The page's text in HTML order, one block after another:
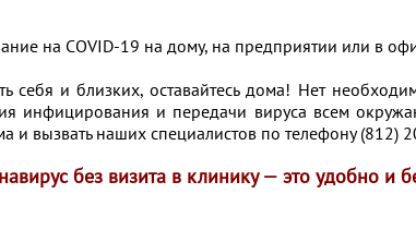
на COVID-19 на дому, на предприятии или в
себя и близких, оставайтесь дома! Нет
инфицирования и передачи вируса всем
и вызвать наших специалистов по телефону (812)
без визита в клинику — это удобно и